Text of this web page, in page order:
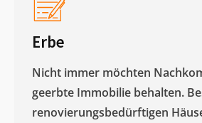
Erbe
Nicht immer möchten
geerbte Immobilie behalten.
renovierungsbedürftigen